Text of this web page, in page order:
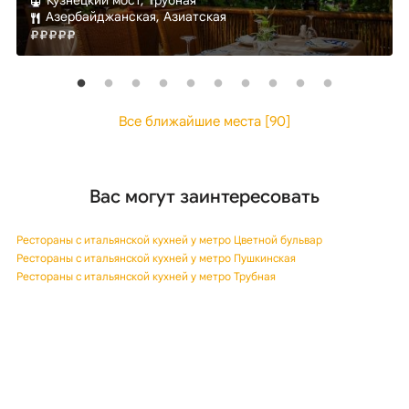
Азербайджанская, Азиатская
Все ближайшие места [90]
Вас могут заинтересовать
Рестораны с итальянской кухней у метро Цветной бульвар
Рестораны с итальянской кухней у метро Пушкинская
Рестораны с итальянской кухней у метро Трубная